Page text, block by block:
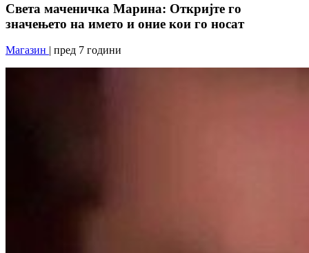
Света маченичка Марина: Откријте го
значењето на името и оние кои го носат
Магазин | пред 7 години